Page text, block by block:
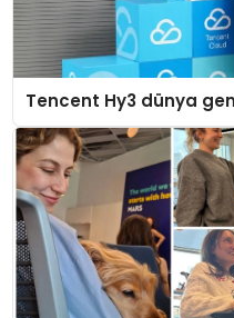
Tencent Hy3 dünya